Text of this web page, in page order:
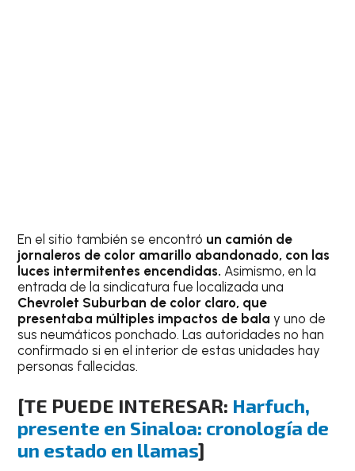
En el sitio también se encontró un camión de
jornaleros de color amarillo abandonado, con las
luces intermitentes encendidas.Asimismo, en la
entrada de la sindicatura fue localizada una
Chevrolet Suburban de color claro, que
presentaba múltiples impactos de bala y uno de
sus neumáticos ponchado. Las autoridades no han
confirmado si en el interior de estas unidades hay
personas fallecidas.
[TE PUEDE INTERESAR: Harfuch,
presente en Sinaloa: cronología de
un estado en llamas]